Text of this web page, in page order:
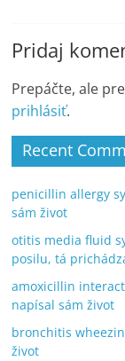
Pridaj
Prepáčte, ale
prihlásiť.
Recent
penicillin allergy
sám život
otitis media fluid
posilu, tá
amoxicillin
napísal sám život
bronchitis
život